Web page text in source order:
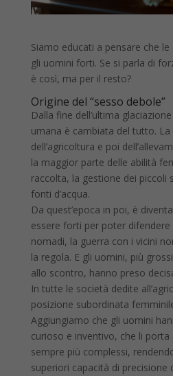
Siamo educati a pensare che
gli uomini forti. Se si parla di
è così, ma per il resto?
Origine del “sesso debole”
Dalla fine dell’ultima glaciazione
umana è cambiata del tutto. La
dell’agricoltura e poi
la maggior parte delle abilità
raccolta, la gestione dei piccoli
fonti d’acqua.
Da quest’epoca in poi, è
essere forti per poter
nomadi, la guerra con i vicini
la regola. E gli uomini, più
allo scontro, hanno preso
In tutte le società dedite
posizione subordinata
Aggiungiamo che gli uomini
curioso e inventivo, che li
sempre più complessi,
superiori capacità di precisione